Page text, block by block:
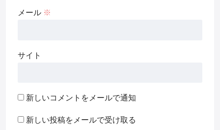
メール ※
サイト
新しいコメントをメールで通知
新しい投稿をメールで受け取る